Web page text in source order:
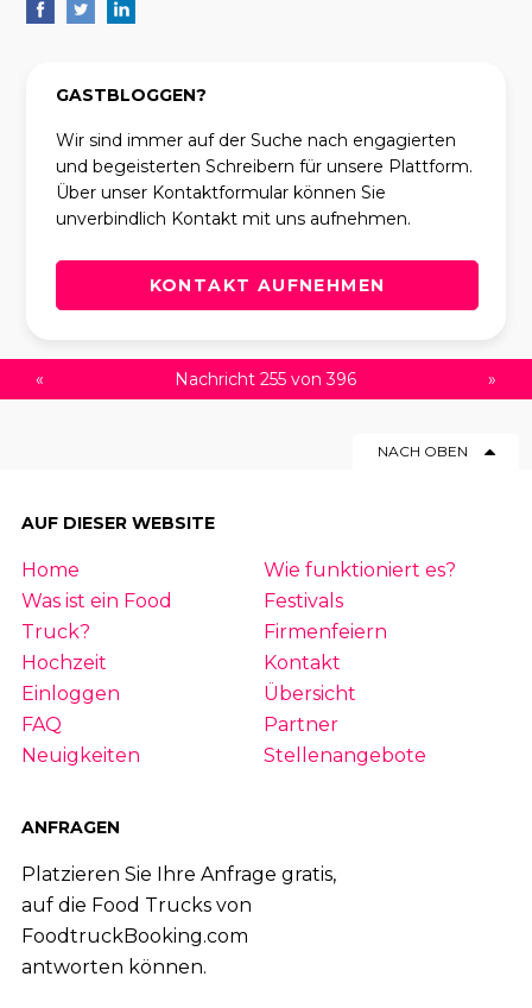
GASTBLOGGEN?
Wir sind immer auf der Suche nach engagierten
und begeisterten Schreibern für unsere Plattform.
Über unser Kontaktformular können Sie
unverbindlich Kontakt mit uns aufnehmen.
KONTAKT AUFNEHMEN
« Nachricht 255 von 396 »
NACH OBEN
AUF DIESER WEBSITE
Home
Wie funktioniert es?
Was ist ein Food
Truck?
Festivals
Firmenfeiern
Hochzeit
Kontakt
Einloggen
Übersicht
FAQ
Partner
Neuigkeiten
Stellenangebote
ANFRAGEN
Platzieren Sie Ihre Anfrage gratis,
auf die Food Trucks von
FoodtruckBooking.com
antworten können.